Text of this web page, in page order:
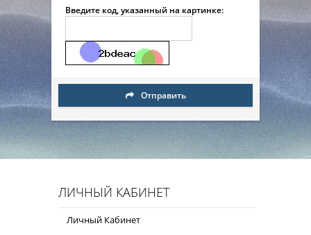
Введите код, указанный на картинке:
Отправить
ЛИЧНЫЙ КАБИНЕТ
Личный Кабинет